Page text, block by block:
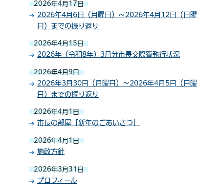
2026年4月17日
2026年4月6日（月曜日）～2026年4月12日（日曜
日）までの振り返り
2026年4月15日
2026年（令和8年）3月分市長交際費執行状況
2026年4月9日
2026年3月30日（月曜日）～2026年4月5日（日曜
日）までの振り返り
2026年4月1日
市長の部屋「新年のごあいさつ」
2026年4月1日
施政方針
2026年3月31日
プロフィール